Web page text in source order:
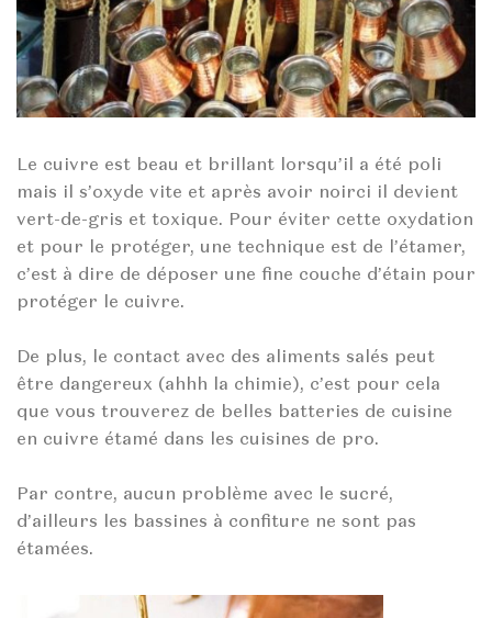
Le cuivre est beau et brillant lorsqu’il a été poli
mais il s’oxyde vite et après avoir noirci il devient
vert-de-gris et toxique. Pour éviter cette oxydation
et pour le protéger, une technique est de l’étamer,
c’est à dire de déposer une fine couche d’étain pour
protéger le cuivre.
De plus, le contact avec des aliments salés peut
être dangereux (ahhh la chimie), c’est pour cela
que vous trouverez de belles batteries de cuisine
en cuivre étamé dans les cuisines de pro.
Par contre, aucun problème avec le sucré,
d’ailleurs les bassines à confiture ne sont pas
étamées.